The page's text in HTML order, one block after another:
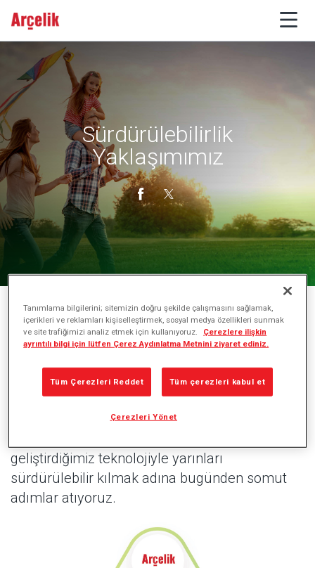
Sürdürülebilirlik
Yaklaşımımız
sağlayan Dünyaya Saygılı, Dünyada Saygın
vizyonumuz kapsamında, sürdürülebilirliği iş
stratejimizin merkezine koyuyoruz. Gezegeni,
geliştirdiğimiz teknolojiyle yarınları
sürdürülebilir kılmak adına bugünden somut
adımlar atıyoruz.
Tanımlama bilgilerini; sitemizin doğru şekilde çalışmasını sağlamak,
içerikleri ve reklamları kişiselleştirmek, sosyal medya özellikleri sunmak
ve site trafiğimizi analiz etmek için kullanıyoruz.
Çerezlere ilişkin
ayrıntılı bilgi için lütfen Çerez Aydınlatma Metnini ziyaret ediniz.
Tüm Çerezleri Reddet Tüm çerezleri kabul et
Çerezleri Yönet